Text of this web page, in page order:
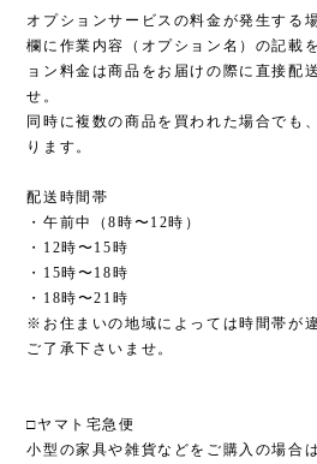
オプションサービスの料金が発生する
欄に作業内容（オプション名）の記載
ョン料金は商品をお届けの際に直接配
せ。
同時に複数の商品を買われた場合でも
ります。
配送時間帯
・午前中（8時〜12時）
・12時〜15時
・15時〜18時
・18時〜21時
※お住まいの地域によっては時間帯が
ご了承下さいませ。
□ヤマト宅急便
小型の家具や雑貨などをご購入の場合